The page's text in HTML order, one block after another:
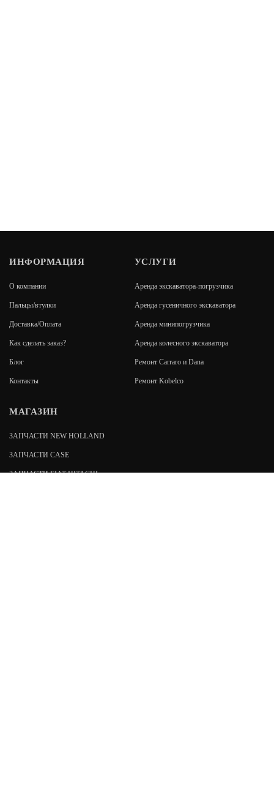
ИНФОРМАЦИЯ
О компании
Пальцы/втулки
Доставка/Оплата
Как сделать заказ?
Блог
Контакты
УСЛУГИ
Аренда экскаватора-погрузчика
Аренда гусеничного экскаватора
Аренда минипогрузчика
Аренда колесного экскаватора
Ремонт Carraro и Dana
Ремонт Kobelco
МАГАЗИН
ЗАПЧАСТИ NEW HOLLAND
ЗАПЧАСТИ CASE
ЗАПЧАСТИ FIAT-HITACHI